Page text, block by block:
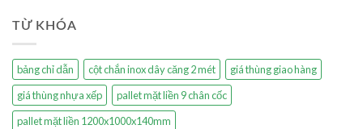
TỪ KHÓA
bảng chỉ dẫn cột chắn inox dây căng 2 mét
giá thùng giao hàng
giá thùng nhựa xếp
pallet mặt liền 9 chân cốc
pallet mặt liền 1200x1000x140mm